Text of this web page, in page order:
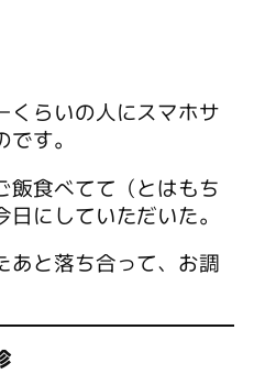
くらいの人にスマホサ
す。
飯食べてて（とはもち
にしていただいた。
あと落ち合って、お調